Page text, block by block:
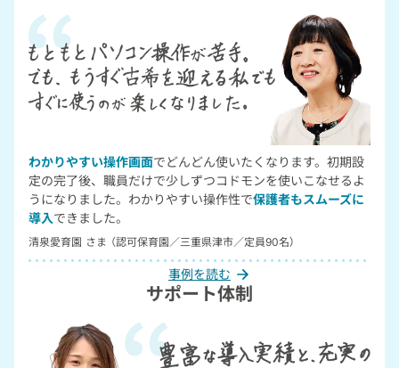
わかりやすい操作画面でどんどん使いたくなります。初期設
定の完了後、職員だけで少しずつコドモンを使いこなせるよ
うになりました。わかりやすい操作性で保護者もスムーズに
導入できました。
清泉愛育園 さま （認可保育園／三重県津市／定員90名）
事例を読む
サポート体制